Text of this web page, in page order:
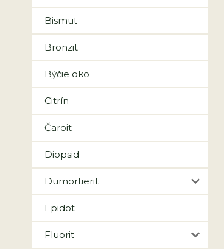
Bismut
Bronzit
Býčie oko
Citrín
Čaroit
Diopsid
Dumortierit
Epidot
Fluorit